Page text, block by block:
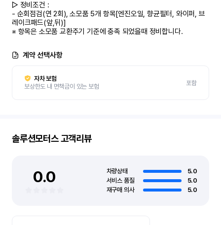
▷ 정비조건 :
- 순회점검(연 2회), 소모품 5개 항목[엔진오일, 향균필터, 와이퍼, 브
레이크패드(앞,뒤)]
※ 항목은 소모품 교환주기 기준에 충족 되었을때 정비합니다.
계약 선택사항
자차 보험
보상한도 내 면책금이 있는 보험
포함
솔루션모터스고객리뷰
0.0 차량상태
5.0
서비스 품질
5.0
재구매 의사
5.0